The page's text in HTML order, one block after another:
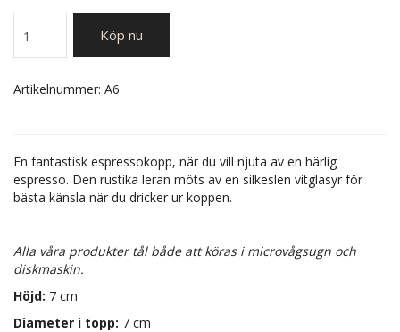
Köp nu
Artikelnummer: A6
En fantastisk espressokopp, när du vill njuta av en härlig
espresso. Den rustika leran möts av en silkeslen vitglasyr för
bästa känsla när du dricker ur koppen.
Alla våra produkter tål både att köras i microvågsugn och
diskmaskin.
Höjd: 7 cm
Diameter i topp: 7 cm